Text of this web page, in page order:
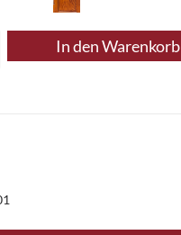
In denWarenkorb